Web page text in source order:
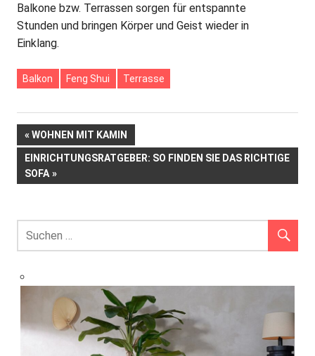
Balkone bzw. Terrassen sorgen für entspannte
Stunden und bringen Körper und Geist wieder in
Einklang.
Balkon Feng Shui Terrasse
Beitrags-
Navigation
VORHERIGER
BEITRAG:
WOHNEN MIT KAMIN
NÄCHSTER
BEITRAG:
EINRICHTUNGSRATGEBER: SO FINDEN SIE DAS RICHTIGE
SOFA